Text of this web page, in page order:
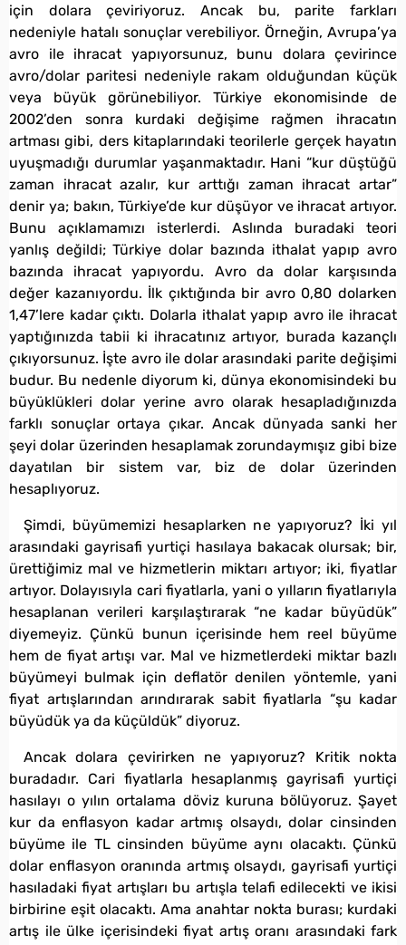
için dolara çeviriyoruz. Ancak bu, parite farkları
nedeniyle hatalı sonuçlar verebiliyor. Örneğin, Avrupa’ya
avro ile ihracat yapıyorsunuz, bunu dolara çevirince
avro/dolar paritesi nedeniyle rakam olduğundan küçük
veya büyük görünebiliyor. Türkiye ekonomisinde de
2002’den sonra kurdaki değişime rağmen ihracatın
artması gibi, ders kitaplarındaki teorilerle gerçek hayatın
uyuşmadığı durumlar yaşanmaktadır. Hani “kur düştüğü
zaman ihracat azalır, kur arttığı zaman ihracat artar”
denir ya; bakın, Türkiye’de kur düşüyor ve ihracat artıyor.
Bunu açıklamamızı isterlerdi. Aslında buradaki teori
yanlış değildi; Türkiye dolar bazında ithalat yapıp avro
bazında ihracat yapıyordu. Avro da dolar karşısında
değer kazanıyordu. İlk çıktığında bir avro 0,80 dolarken
1,47’lere kadar çıktı. Dolarla ithalat yapıp avro ile ihracat
yaptığınızda tabii ki ihracatınız artıyor, burada kazançlı
çıkıyorsunuz. İşte avro ile dolar arasındaki parite değişimi
budur. Bu nedenle diyorum ki, dünya ekonomisindeki bu
büyüklükleri dolar yerine avro olarak hesapladığınızda
farklı sonuçlar ortaya çıkar. Ancak dünyada sanki her
şeyi dolar üzerinden hesaplamak zorundaymışız gibi bize
dayatılan bir sistem var, biz de dolar üzerinden
hesaplıyoruz.
Şimdi, büyümemizi hesaplarken ne yapıyoruz? İki yıl
arasındaki gayrisafi yurtiçi hasılaya bakacak olursak; bir,
ürettiğimiz mal ve hizmetlerin miktarı artıyor; iki, fiyatlar
artıyor. Dolayısıyla cari fiyatlarla, yani o yılların fiyatlarıyla
hesaplanan verileri karşılaştırarak “ne kadar büyüdük”
diyemeyiz. Çünkü bunun içerisinde hem reel büyüme
hem de fiyat artışı var. Mal ve hizmetlerdeki miktar bazlı
büyümeyi bulmak için deflatör denilen yöntemle, yani
fiyat artışlarından arındırarak sabit fiyatlarla “şu kadar
büyüdük ya da küçüldük” diyoruz.
Ancak dolara çevirirken ne yapıyoruz? Kritik nokta
buradadır. Cari fiyatlarla hesaplanmış gayrisafi yurtiçi
hasılayı o yılın ortalama döviz kuruna bölüyoruz. Şayet
kur da enflasyon kadar artmış olsaydı, dolar cinsinden
büyüme ile TL cinsinden büyüme aynı olacaktı. Çünkü
dolar enflasyon oranında artmış olsaydı, gayrisafi yurtiçi
hasıladaki fiyat artışları bu artışla telafi edilecekti ve ikisi
birbirine eşit olacaktı. Ama anahtar nokta burası; kurdaki
artış ile ülke içerisindeki fiyat artış oranı arasındaki fark